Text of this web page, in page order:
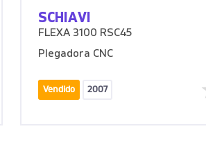
SCHIAVI
FLEXA 3100 RSC45
Plegadora CNC
Vendido 2007